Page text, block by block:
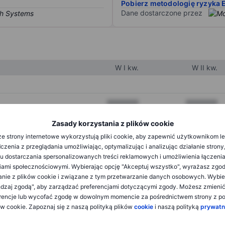
Zasady korzystania z plików cookie
strony internetowe wykorzystują pliki cookie, aby zapewnić użytkownikom
z przeglądania umożliwiając, optymalizując i analizując działanie
dostarczania spersonalizowanych treści reklamowych i umożliwienia
społecznościowymi. Wybierając opcję "Akceptuj wszystko", wyrażasz
z plików cookie i związane z tym przetwarzanie danych osobowych.
zgodą", aby zarządzać preferencjami dotyczącymi zgody. Możesz
lub wycofać zgodę w dowolnym momencie za pośrednictwem strony z
cookie. Zapoznaj się z naszą polityką plików cookie i naszą polityką
Pobierz metodologię ryzyka
Dane dostarczone przez
W I kw. W II kw.
XXXXXXX XXXXXXX
XXXXXXX
XXXXXXX XXXXXXX
XXXXXXX XXXXXXX
XXXXXXX